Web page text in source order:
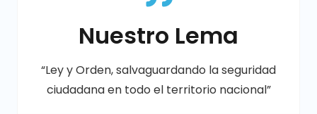
Nuestro Lema
“Ley y Orden, salvaguardando la seguridad
ciudadana en todo el territorio nacional”